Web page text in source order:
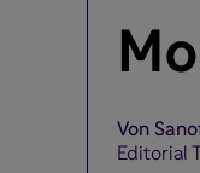
Von
Editorial